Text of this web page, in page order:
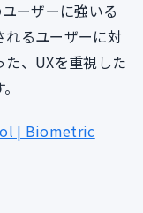
ーザーに強いる
れるユーザーに対
、UXを重視した
| Biometric